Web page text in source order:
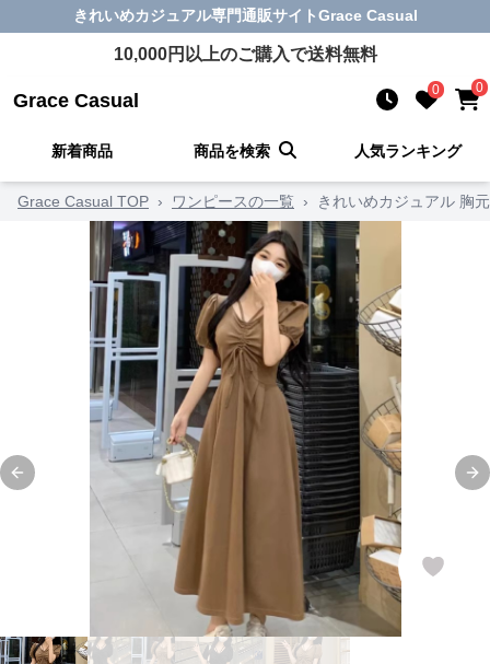
きれいめカジュアル専門通販サイトGrace Casual
10,000円以上のご購入で送料無料
Grace Casual 0 0
新着商品 商品を検索 人気ランキング
Grace Casual TOP › ワンピースの一覧 › きれいめカジュアル 胸
Previous slide